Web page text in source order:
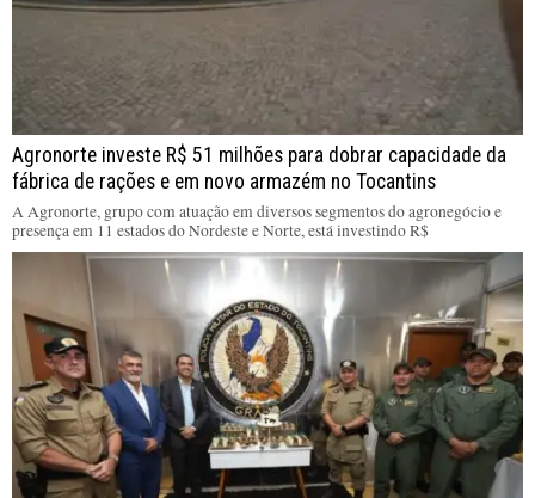
Agronorte investe R$ 51 milhões para dobrar capacidade da
fábrica de rações e em novo armazém no Tocantins
A Agronorte, grupo com atuação em diversos segmentos do agronegócio e
presença em 11 estados do Nordeste e Norte, está investindo R$